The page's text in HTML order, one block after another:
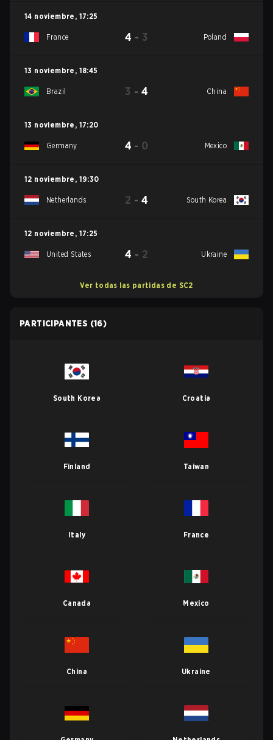
14 noviembre , 17:25
France 4 - 3 Poland
13 noviembre , 18:45
Brazil 3 - 4 China
13 noviembre , 17:20
Germany 4 - 0 Mexico
12 noviembre , 19:30
Netherlands 2 - 4 South Korea
12 noviembre , 17:25
United States 4 - 2 Ukraine
Ver todas las partidas de SC2
PARTICIPANTES (16)
South Korea Croatia
Finland Taiwan
Italy France
Canada Mexico
China Ukraine